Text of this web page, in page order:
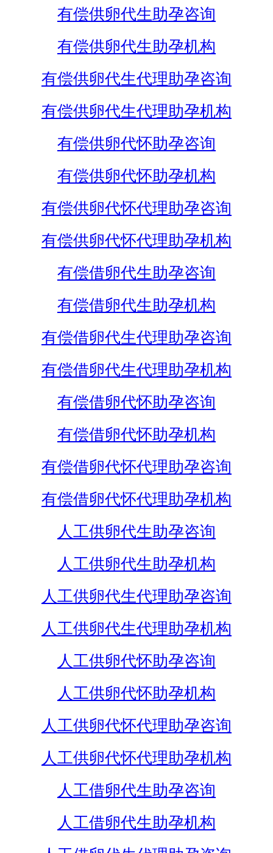
有偿供卵代生助孕咨询
有偿供卵代生助孕机构
有偿供卵代生代理助孕咨询
有偿供卵代生代理助孕机构
有偿供卵代怀助孕咨询
有偿供卵代怀助孕机构
有偿供卵代怀代理助孕咨询
有偿供卵代怀代理助孕机构
有偿借卵代生助孕咨询
有偿借卵代生助孕机构
有偿借卵代生代理助孕咨询
有偿借卵代生代理助孕机构
有偿借卵代怀助孕咨询
有偿借卵代怀助孕机构
有偿借卵代怀代理助孕咨询
有偿借卵代怀代理助孕机构
人工供卵代生助孕咨询
人工供卵代生助孕机构
人工供卵代生代理助孕咨询
人工供卵代生代理助孕机构
人工供卵代怀助孕咨询
人工供卵代怀助孕机构
人工供卵代怀代理助孕咨询
人工供卵代怀代理助孕机构
人工借卵代生助孕咨询
人工借卵代生助孕机构